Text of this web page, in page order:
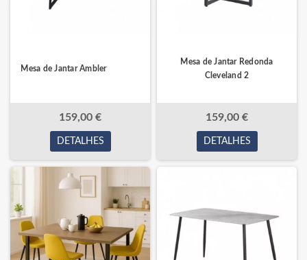
Mesa de Jantar Ambler
159,00 €
DETALHES
Mesa de Jantar Redonda
Cleveland 2
159,00 €
DETALHES